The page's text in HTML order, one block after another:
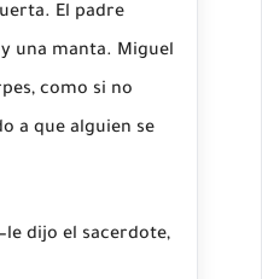
El padre
una manta. Miguel
como si no
a que alguien se
dijo el sacerdote,